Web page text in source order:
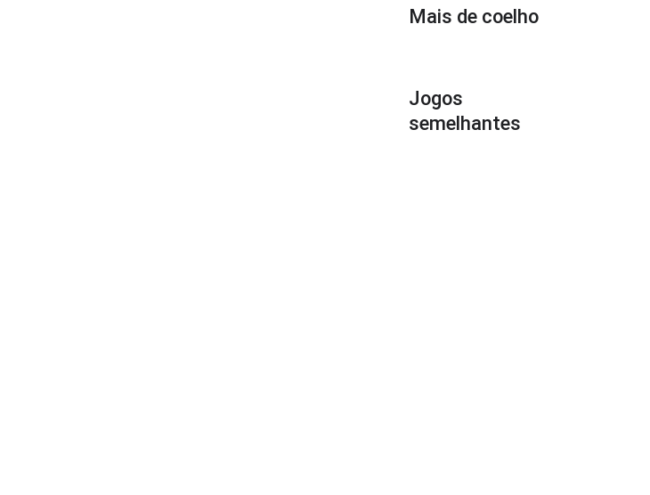
Mais de coelho
Jogos
semelhantes